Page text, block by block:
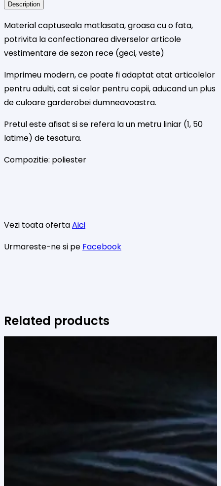
Description
Material captuseala matlasata, groasa cu o fata,
potrivita la confectionarea diverselor articole
vestimentare de sezon rece (geci, veste)
Imprimeu modern, ce poate fi adaptat atat articolelor
pentru adulti, cat si celor pentru copii, aducand un plus
de culoare garderobei dumneavoastra.
Pretul este afisat si se refera la un metru liniar (1, 50
latime) de tesatura.
Compozitie: poliester
Vezi toata ofertaAici
Urmareste-ne si pe Facebook
Related products